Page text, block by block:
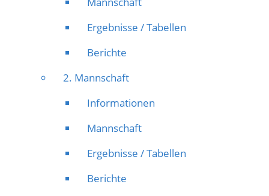
Ergebnisse / Tabellen
Berichte
2. Mannschaft
Informationen
Mannschaft
Ergebnisse / Tabellen
Berichte